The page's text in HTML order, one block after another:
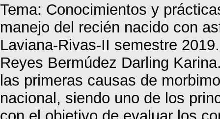
Tema: Conocimientos y
manejo del recién nacido con
Laviana-Rivas-II semestre
Reyes Bermúdez Darling
las primeras causas de
nacional, siendo uno de los